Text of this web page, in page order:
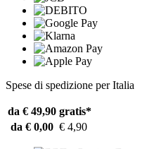
Spese di spedizione per Italia
da € 49,90 gratis*
da € 0,00 € 4,90